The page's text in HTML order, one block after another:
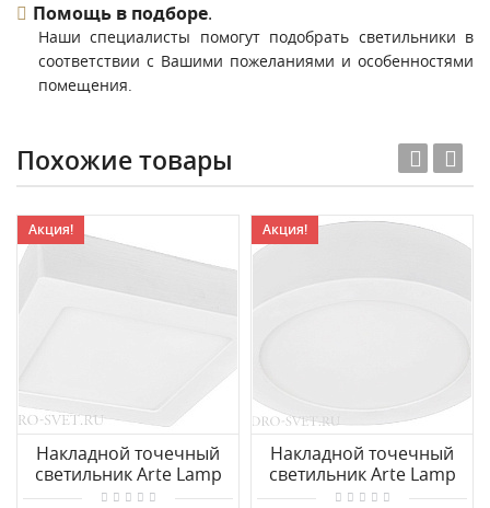
Помощь в подборе.
Наши специалисты помогут подобрать светильники в
соответствии с Вашими пожеланиями и особенностями
помещения.
Похожие товары
Акция!
Накладной точечный
светильник Arte Lamp
ANGOLO A3612PL-1WH
Акция!
Накладной точечный
светильник Arte Lamp
ANGOLO A3008PL-1WH